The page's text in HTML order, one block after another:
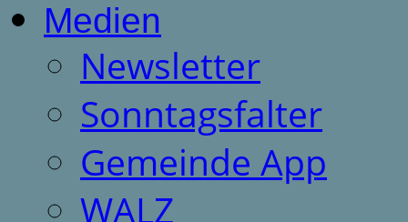
Medien
Newsletter
Sonntagsfalter
Gemeinde App
WALZ